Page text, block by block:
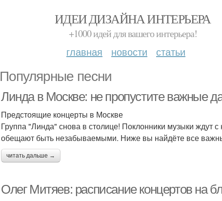
ИДЕИ ДИЗАЙНА ИНТЕРЬЕРА
+1000 идей для вашего интерьера!
главная новости статьи
Популярные песни
Линда в Москве: не пропустите важные
Предстоящие концерты в Москве
Группа "Линда" снова в столице! Поклонники музыки ждут
обещают быть незабываемыми. Ниже вы найдёте все
читать дальше →
Олег Митяев: расписание концертов на